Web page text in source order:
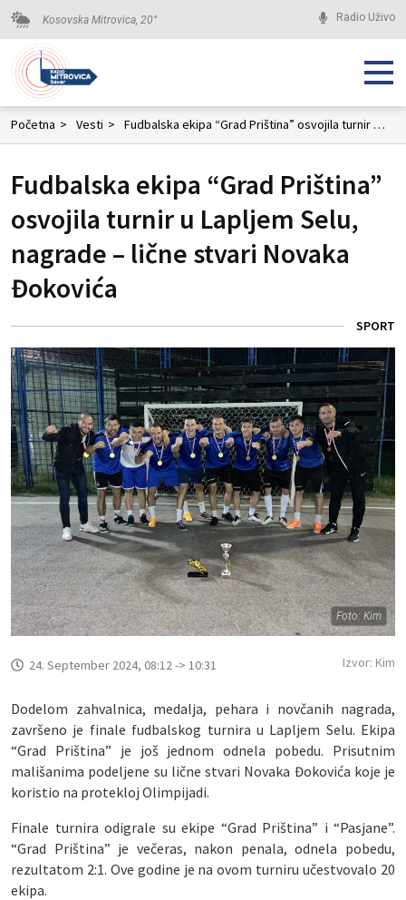
Kosovska Mitrovica, 20° Radio Uživo
Početna > Vesti > Fudbalska ekipa “Grad Priština” osvojila turnir u Lapljem Selu, nagrade – lične stvari Novaka Đokovića
Fudbalska ekipa “Grad Priština”
osvojila turnir u Lapljem Selu,
nagrade – lične stvari Novaka
Đokovića
SPORT
Foto: Kim
24. September 2024, 08:12 -> 10:31 Izvor: Kim
Dodelom zahvalnica, medalja, pehara i novčanih nagrada,
završeno je finale fudbalskog turnira u Lapljem Selu. Ekipa
“Grad Priština” je još jednom odnela pobedu. Prisutnim
mališanima podeljene su lične stvari Novaka Đokovića koje je
koristio na protekloj Olimpijadi.
Finale turnira odigrale su ekipe “Grad Priština” i “Pasjane”.
“Grad Priština” je večeras, nakon penala, odnela pobedu,
rezultatom 2:1. Ove godine je na ovom turniru učestvovalo 20
ekipa.